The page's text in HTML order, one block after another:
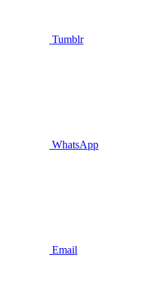
Tumblr
WhatsApp
Email